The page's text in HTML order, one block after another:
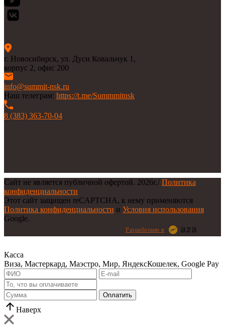
г. Новосибирск, ул. Дуси Ковальчук 1,
корпус 2, офис 200
info@summit-nsk.ru
Наш телеграм: https://t.me/Summmitnsk
8 (383) 363-70-04
Сайт не является публичной офертой. 2026г./ Политика
конфиденциальности
Этот сайт защищен reCAPTCHA, к нему применяются
Политика конфиденциальности и Условия использования
Google.
Разработано в
Касса
Виза, Мастеркард, Маэстро, Мир, ЯндексКошелек, Google Pay
Оплатить
Наверх